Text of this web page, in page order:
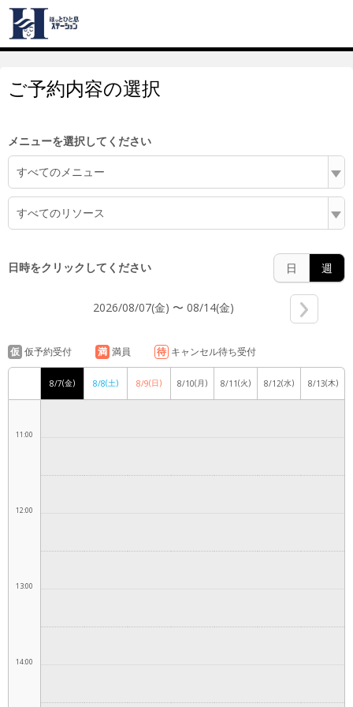
ご予約内容の選択
メニューを選択してください
すべてのメニュー
すべてのリソース
日時をクリックしてください 日 週
2026/08/07(金) 〜 08/14(金)
仮 仮予約受付 満 満員 待 キャンセル待ち受付
8/7(金) 8/8(土) 8/9(日) 8/10(月) 8/11(火) 8/12(水) 8/13(木)
8:00
10:00
11:00
12:00
13:00
14:00